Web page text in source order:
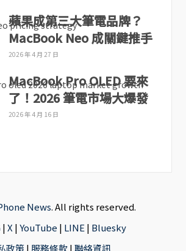
蘋果成第三大筆電品牌？
MacBook Neo 成關鍵推手
2026 年 4 月 27 日
MacBook Pro OLED 要來
了！2026 筆電市場大爆發
2026 年 4 月 16 日
News. All rights reserved.
|X|YouTube | LINE| Bluesky